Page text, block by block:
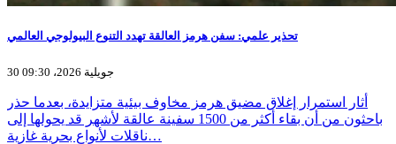
تحذير علمي: سفن هرمز العالقة تهدد التنوع البيولوجي العالمي
30 جويلية 2026، 09:30
أثار استمرار إغلاق مضيق هرمز مخاوف بيئية متزايدة، بعدما حذر
باحثون من أن بقاء أكثر من 1500 سفينة عالقة لأشهر قد يحولها إلى
ناقلات لأنواع بحرية غازية…